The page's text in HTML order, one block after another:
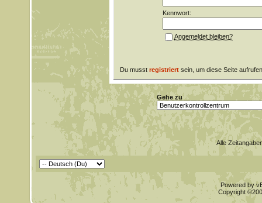
Kennwort:
Angemeldet bleiben?
Du musst registriertsein, um diese Seite
Gehe zu
Alle
Powered by
Copyright